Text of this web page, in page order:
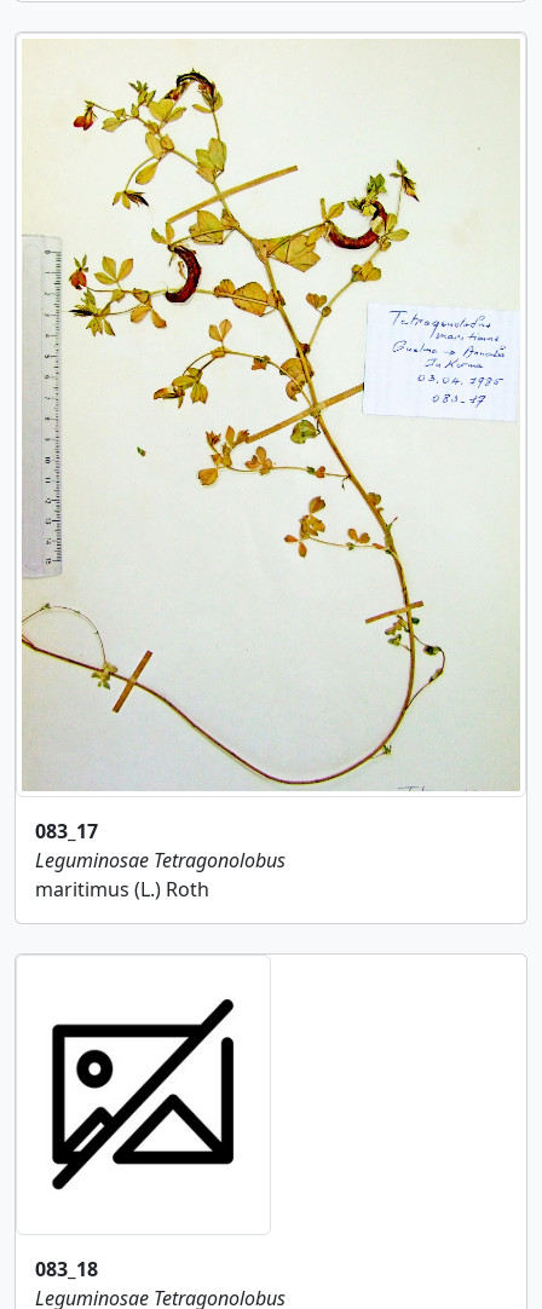
083_17
Leguminosae Tetragonolobus
maritimus (L.) Roth
083_18
Leguminosae Tetragonolobus